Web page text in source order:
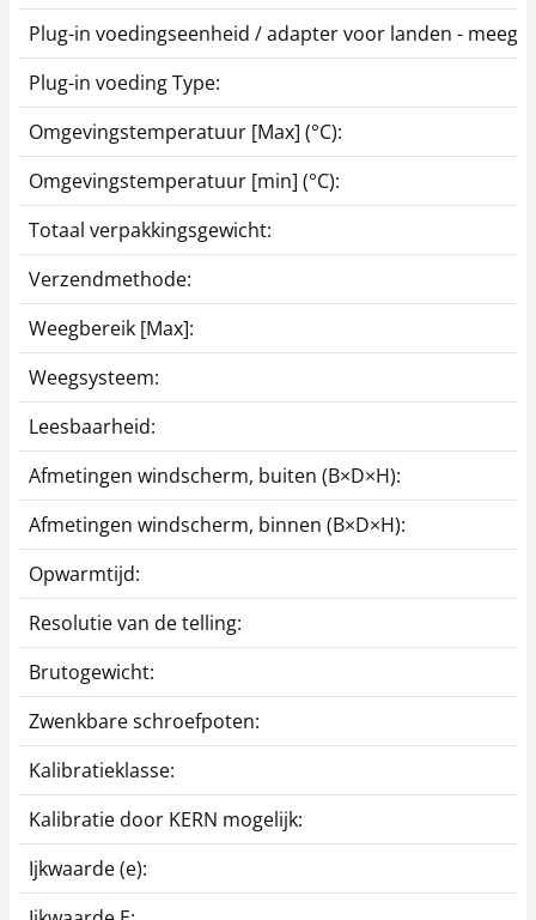
Plug-in voedingseenheid / adapter voor landen -
Plug-in voeding Type:
Omgevingstemperatuur [Max] (°C):
Omgevingstemperatuur [min] (°C):
Totaal verpakkingsgewicht:
Verzendmethode:
Weegbereik [Max]:
Weegsysteem:
Leesbaarheid:
Afmetingen windscherm, buiten (B×D×H):
Afmetingen windscherm, binnen (B×D×H):
Opwarmtijd:
Resolutie van de telling:
Brutogewicht:
Zwenkbare schroefpoten:
Kalibratieklasse:
Kalibratie door KERN mogelijk:
Ijkwaarde (e):